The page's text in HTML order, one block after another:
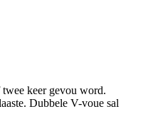
keer gevou word.
Dubbele V-voue sal